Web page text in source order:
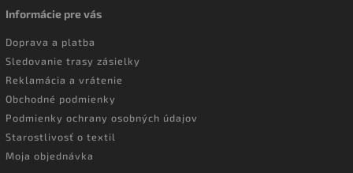
Informácie pre vás
Doprava a platba
Sledovanie trasy zásielky
Reklamácia a vrátenie
Obchodné podmienky
Podmienky ochrany osobných údajov
Starostlivosť o textil
Moja objednávka